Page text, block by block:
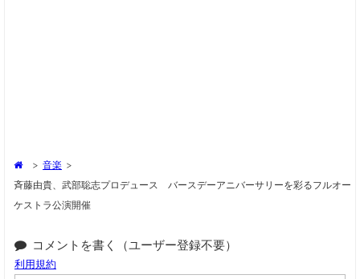
> 音楽 >
斉藤由貴、武部聡志プロデュース バースデーアニバーサリーを彩るフルオー
ケストラ公演開催
コメントを書く（ユーザー登録不要）